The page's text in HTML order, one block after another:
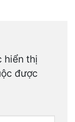
hiển thị
được